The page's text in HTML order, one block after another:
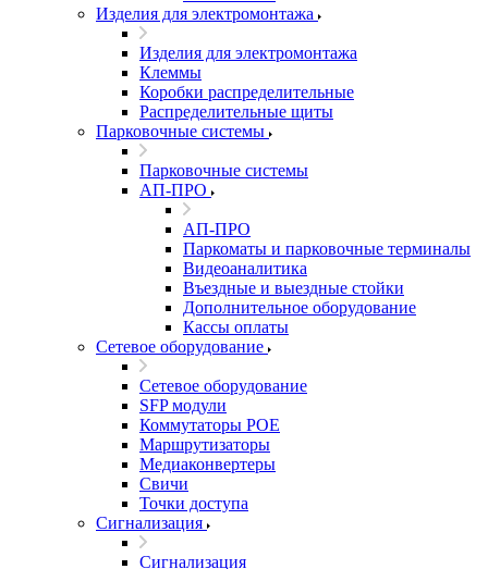
Изделия для электромонтажа
Изделия для электромонтажа
Клеммы
Коробки распределительные
Распределительные щиты
Парковочные системы
Парковочные системы
АП-ПРО
АП-ПРО
Паркоматы и парковочные терминалы
Видеоаналитика
Въездные и выездные стойки
Дополнительное оборудование
Кассы оплаты
Сетевое оборудование
Сетевое оборудование
SFP модули
Коммутаторы POE
Маршрутизаторы
Медиаконвертеры
Свичи
Точки доступа
Сигнализация
Сигнализация